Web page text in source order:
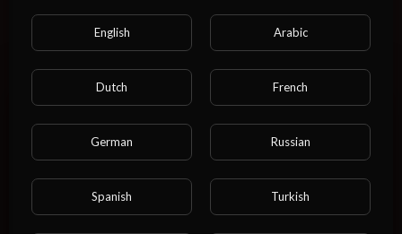
00:13:29
em intimidade | Dra. Sandra Pereira
13 ビュー
Fantajī
00:06:01
⁣Como fazer a mulher ter múltiplos
15 ビュー
しょんべんする (Shonben suru)
⁣Sinais que você tem MUITA
English Arabic
Dutch French
German Russian
Spanish Turkish